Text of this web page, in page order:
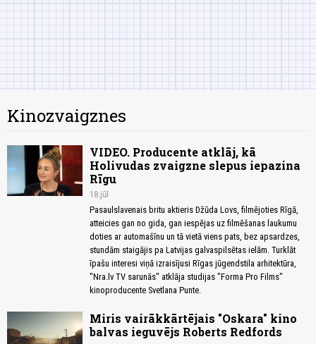
Kinozvaigznes
VIDEO. Producente atklāj, kā
Holivudas zvaigzne slepus iepazina
Rīgu
18.jūl
Pasaulslavenais britu aktieris Džūda Lovs, filmējoties Rīgā,
atteicies gan no gida, gan iespējas uz filmēšanas laukumu
doties ar automašīnu un tā vietā viens pats, bez apsardzes,
stundām staigājis pa Latvijas galvaspilsētas ielām. Turklāt
īpašu interesi viņā izraisījusi Rīgas jūgendstila arhitektūra,
"Nra.lv TV sarunās" atklāja studijas "Forma Pro Films"
kinoproducente Svetlana Punte.
Miris vairākkārtējais "Oskara" kino
balvas ieguvējs Roberts Redfords